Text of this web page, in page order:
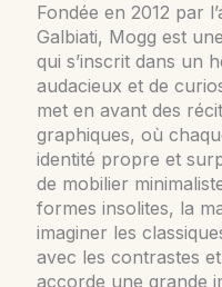
Fondée en 2012 par
Galbiati, Mogg est
qui s’inscrit dans un
audacieux et de
met en avant des
graphiques, où
identité propre et
de mobilier
formes insolites, la
imaginer les
avec les contrastes
accorde une grande